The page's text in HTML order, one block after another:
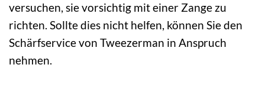
versuchen, sie vorsichtig mit einer Zange zu
richten. Sollte dies nicht helfen, können Sie den
Schärfservice von Tweezerman in Anspruch
nehmen.